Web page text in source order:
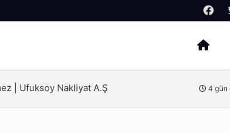
Arama
| Ufuksoy Nakliyat A.Ş 4 gün